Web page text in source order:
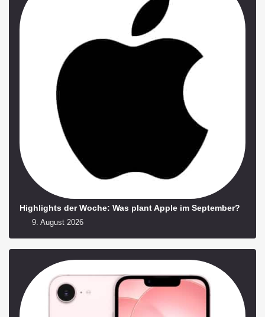
Highlights der Woche: Was plant Apple im September?
9. August 2026